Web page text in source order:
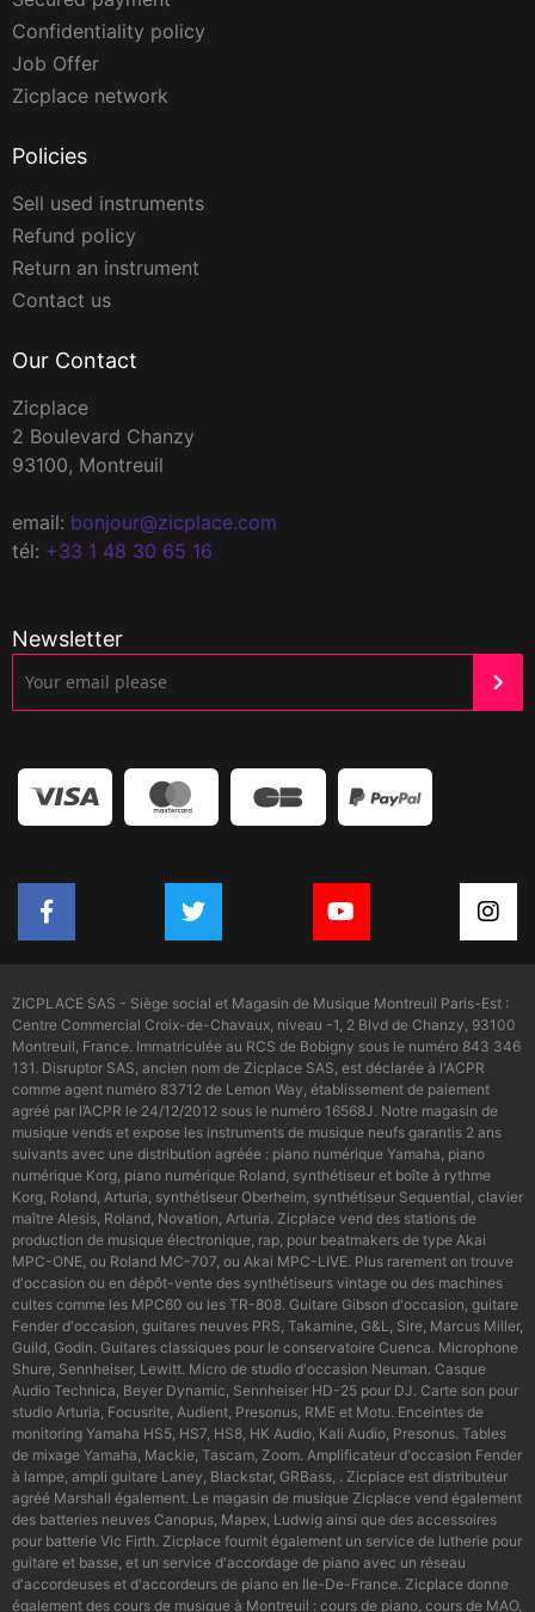
Confidentiality policy
Job Offer
Zicplace network
Policies
Sell used instruments
Refund policy
Return an instrument
Contact us
Our Contact
Zicplace
2 Boulevard Chanzy
93100, Montreuil
email: bonjour@zicplace.com
tél: +33 1 48 30 65 16
Newsletter
ZICPLACE SAS - Siège social et Magasin de Musique Montreuil Paris-Est :
Centre Commercial Croix-de-Chavaux, niveau -1, 2 Blvd de Chanzy, 93100
Montreuil, France. Immatriculée au RCS de Bobigny sous le numéro 843 346
131. Disruptor SAS, ancien nom de Zicplace SAS, est déclarée à l'ACPR
comme agent numéro 83712 de Lemon Way, établissement de paiement
agréé par l’ACPR le 24/12/2012 sous le numéro 16568J. Notre magasin de
musique vends et expose les instruments de musique neufs garantis 2 ans
suivants avec une distribution agréée : piano numérique Yamaha, piano
numérique Korg, piano numérique Roland, synthétiseur et boîte à rythme
Korg, Roland, Arturia, synthétiseur Oberheim, synthétiseur Sequential, clavier
maître Alesis, Roland, Novation, Arturia. Zicplace vend des stations de
production de musique électronique, rap, pour beatmakers de type Akai
MPC-ONE, ou Roland MC-707, ou Akai MPC-LIVE. Plus rarement on trouve
d'occasion ou en dépôt-vente des synthétiseurs vintage ou des machines
cultes comme les MPC60 ou les TR-808. Guitare Gibson d'occasion, guitare
Fender d'occasion, guitares neuves PRS, Takamine, G&L, Sire, Marcus Miller,
Guild, Godin. Guitares classiques pour le conservatoire Cuenca. Microphone
Shure, Sennheiser, Lewitt. Micro de studio d'occasion Neuman. Casque
Audio Technica, Beyer Dynamic, Sennheiser HD-25 pour DJ. Carte son pour
studio Arturia, Focusrite, Audient, Presonus, RME et Motu. Enceintes de
monitoring Yamaha HS5, HS7, HS8, HK Audio, Kali Audio, Presonus. Tables
de mixage Yamaha, Mackie, Tascam, Zoom. Amplificateur d'occasion Fender
à lampe, ampli guitare Laney, Blackstar, GRBass, . Zicplace est distributeur
agréé Marshall également. Le magasin de musique Zicplace vend également
des batteries neuves Canopus, Mapex, Ludwig ainsi que des accessoires
pour batterie Vic Firth. Zicplace fournit également un service de lutherie pour
guitare et basse, et un service d'accordage de piano avec un réseau
d'accordeuses et d'accordeurs de piano en Ile-De-France. Zicplace donne
également des cours de musique à Montreuil : cours de piano, cours de MAO,